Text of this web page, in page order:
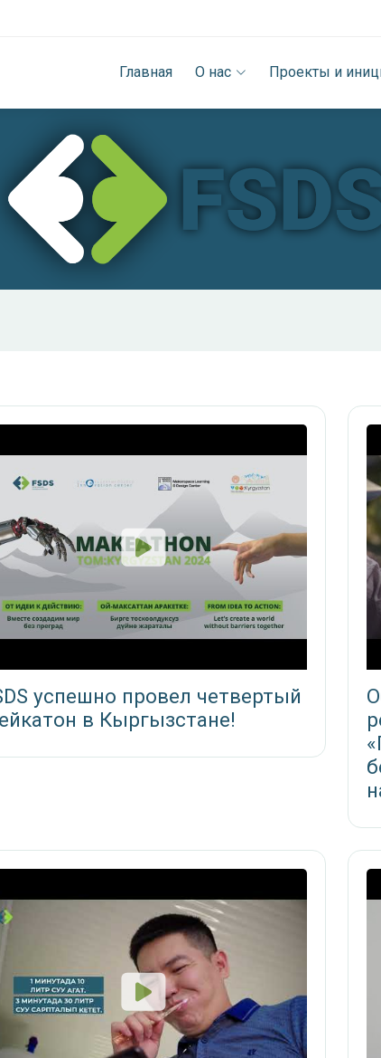
Главная О нас Проекты и
успешно провел четвертый
в Кыргызстане!